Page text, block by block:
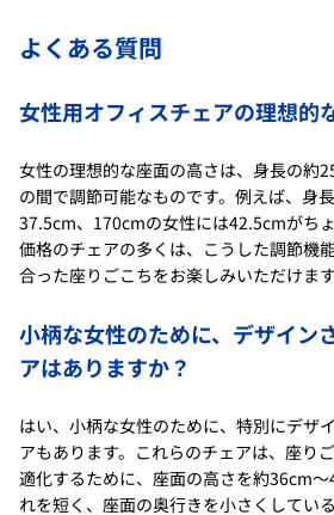
よくある質問
女性用オフィスチェアの理想的
女性の理想的な座面の高さは、身長の約
の間で調節可能なものです。例えば、身
37.5cm、170cmの女性には42.5cmがち
価格のチェアの多くは、こうした調節機
合った座りごこちをお楽しみいただけます
小柄な女性のために、デザイン
アはありますか？
はい、小柄な女性のために、特別にデザ
アもあります。これらのチェアは、座り
適化するために、座面の高さを約36cm
れを短く、座面の奥行きを小さくしてい